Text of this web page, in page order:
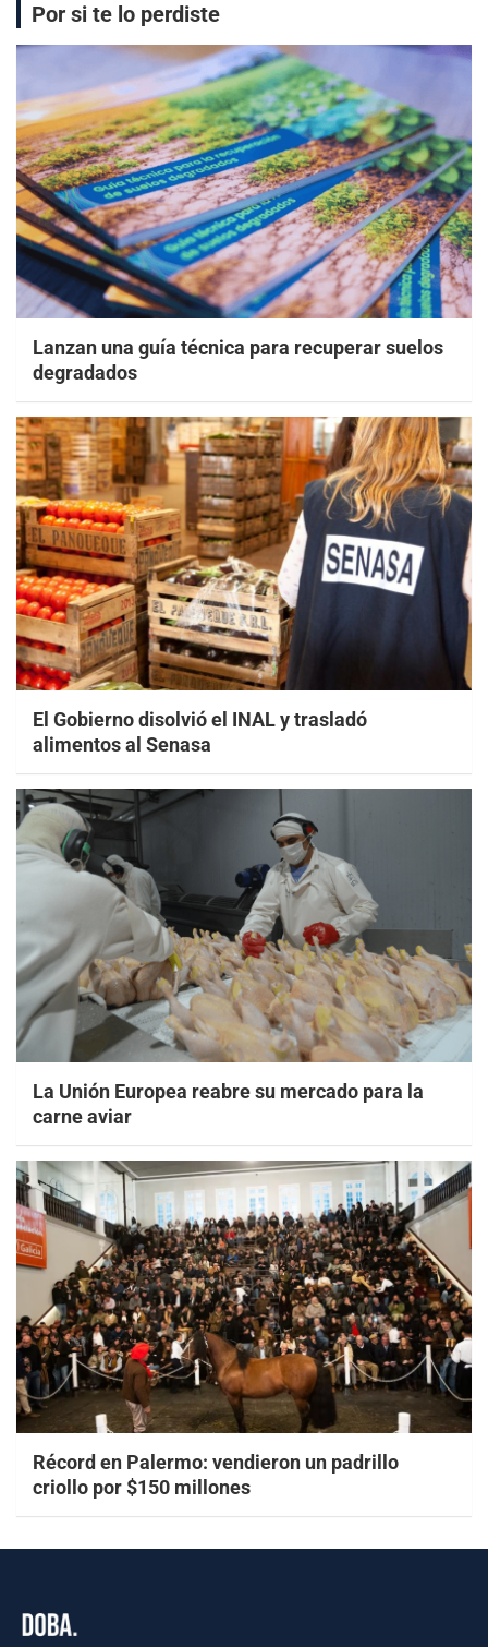
Por si te lo perdiste
Lanzan una guía técnica para recuperar suelos
degradados
El Gobierno disolvió el INAL y trasladó
alimentos al Senasa
La Unión Europea reabre su mercado para la
carne aviar
Récord en Palermo: vendieron un padrillo
criollo por $150 millones